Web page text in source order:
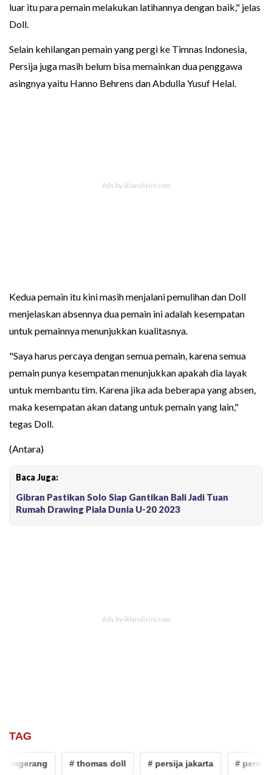
luar itu para pemain melakukan latihannya dengan baik," jelas
Doll.
Selain kehilangan pemain yang pergi ke Timnas Indonesia,
Persija juga masih belum bisa memainkan dua penggawa
asingnya yaitu Hanno Behrens dan Abdulla Yusuf Helal.
Kedua pemain itu kini masih menjalani pemulihan dan Doll
menjelaskan absennya dua pemain ini adalah kesempatan
untuk pemainnya menunjukkan kualitasnya.
"Saya harus percaya dengan semua pemain, karena semua
pemain punya kesempatan menunjukkan apakah dia layak
untuk membantu tim. Karena jika ada beberapa yang absen,
maka kesempatan akan datang untuk pemain yang lain,"
tegas Doll.
(Antara)
Baca Juga:
Gibran Pastikan Solo Siap Gantikan Bali Jadi Tuan
Rumah Drawing Piala Dunia U-20 2023
TAG
# thomas doll # persija jakarta # persita